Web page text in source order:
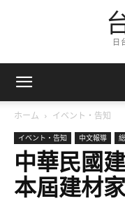
日
ホーム イベント・告知
イベント・告知 中文報導
中華民國
本屆建材